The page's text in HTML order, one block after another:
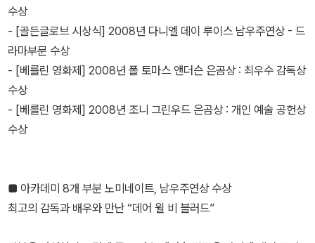
수상
- [골든글로브 시상식] 2008년 다니엘 데이 루이스 남우주연상 - 드
라마부문 수상
- [베를린 영화제] 2008년 폴 토마스 앤더슨 은곰상 : 최우수 감독상
수상
- [베를린 영화제] 2008년 조니 그린우드 은곰상 : 개인 예술 공헌상
수상
■ 아카데미 8개 부분 노미네이트, 남우주연상 수상
최고의 감독과 배우와 만난 “데어 윌 비 블러드”